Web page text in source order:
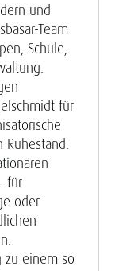
und
Team
Schule,
für
für
oder
zu einem so